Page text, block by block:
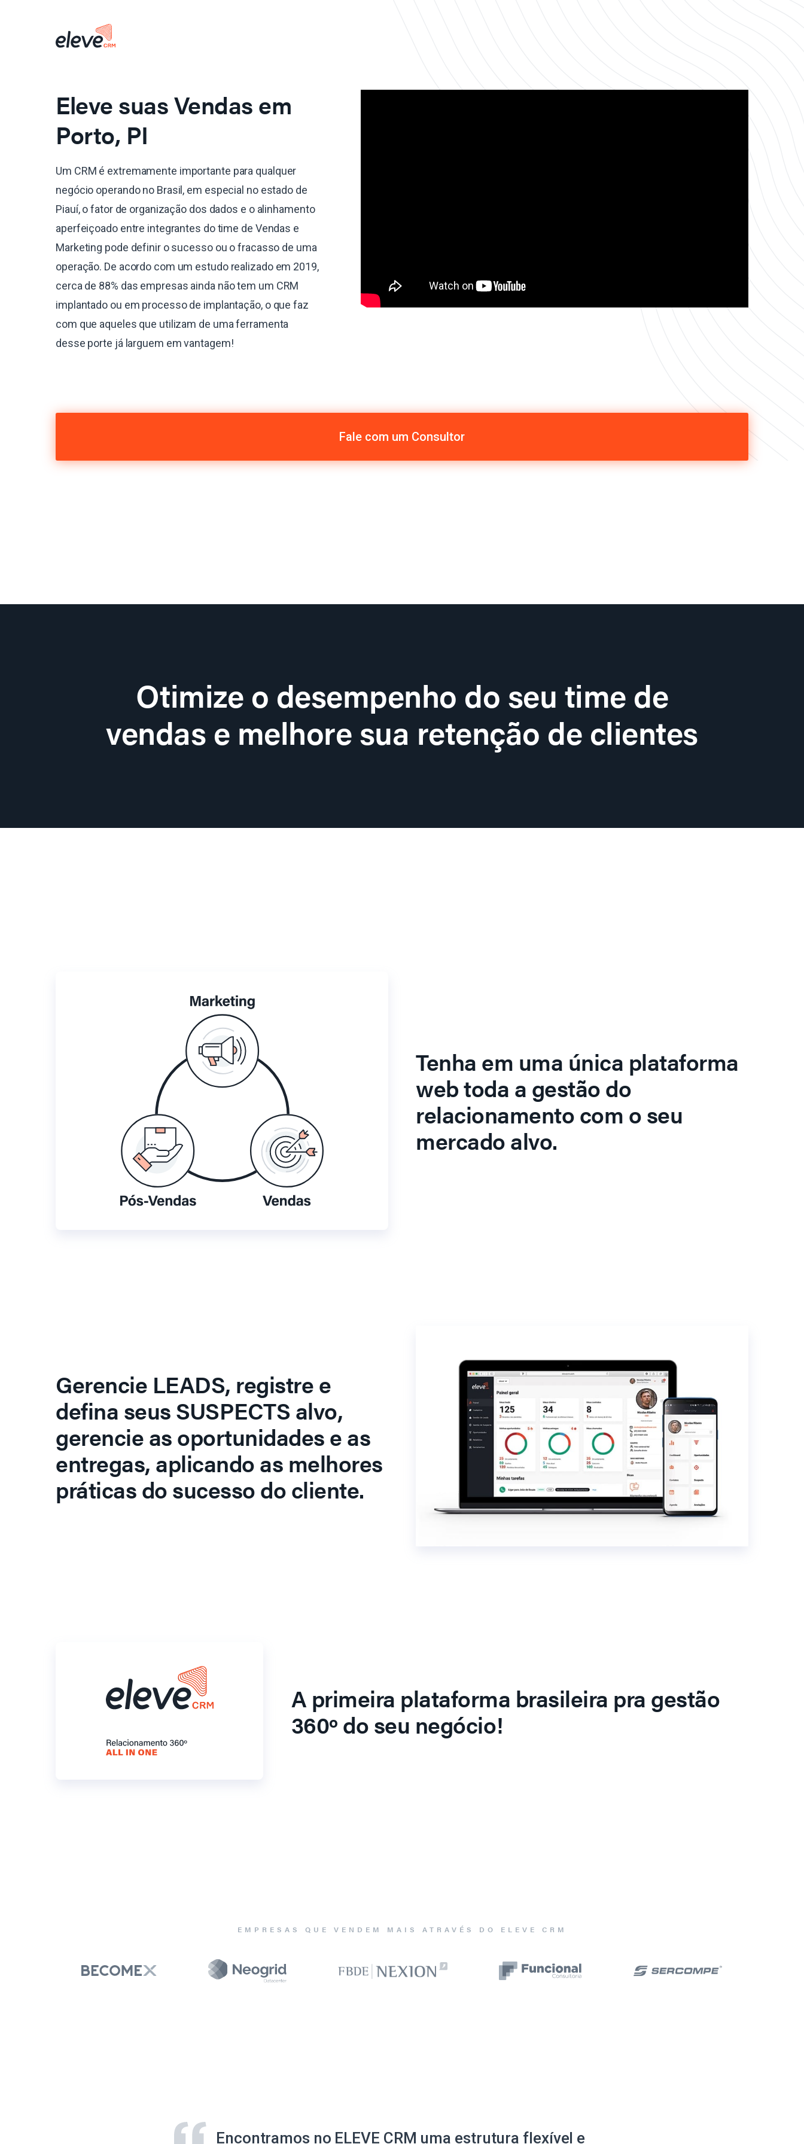
Eleve suas Vendas em
Porto, PI
Um CRM é extremamente importante para qualquer
negócio operando no Brasil, em especial no estado de
Piauí, o fator de organização dos dados e o alinhamento
aperfeiçoado entre integrantes do time de Vendas e
Marketing pode definir o sucesso ou o fracasso de uma
operação. De acordo com um estudo realizado em 2019,
cerca de 88% das empresas ainda não tem um CRM
implantado ou em processo de implantação, o que faz
com que aqueles que utilizam de uma ferramenta
desse porte já larguem em vantagem!
Fale com um Consultor
Otimize o desempenho do seu time de
vendas e melhore sua retenção de clientes
Tenha em uma única plataforma
web toda a gestão do
relacionamento com o seu
mercado alvo.
Gerencie LEADS, registre e
defina seus SUSPECTS alvo,
gerencie as oportunidades e as
entregas, aplicando as melhores
práticas do sucesso do cliente.
A primeira plataforma brasileira pra gestão
360º do seu negócio!
EMPRESAS QUE VENDEM MAIS ATRAVÉS DO ELEVE CRM
Encontramos no ELEVE CRM uma estrutura flexível e